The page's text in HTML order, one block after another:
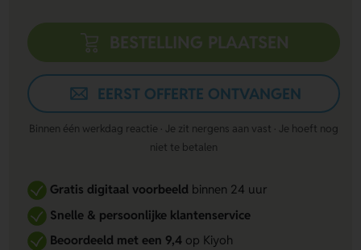
BESTELLING PLAATSEN
EERST OFFERTE ONTVANGEN
Binnen één werkdag reactie · Je zit nergens aan vast · Je hoeft nog
niet te betalen
Gratis digitaal voorbeeldbinnen 24 uur
Snelle & persoonlijke klantenservice
Beoordeeld met een 9,4op Kiyoh